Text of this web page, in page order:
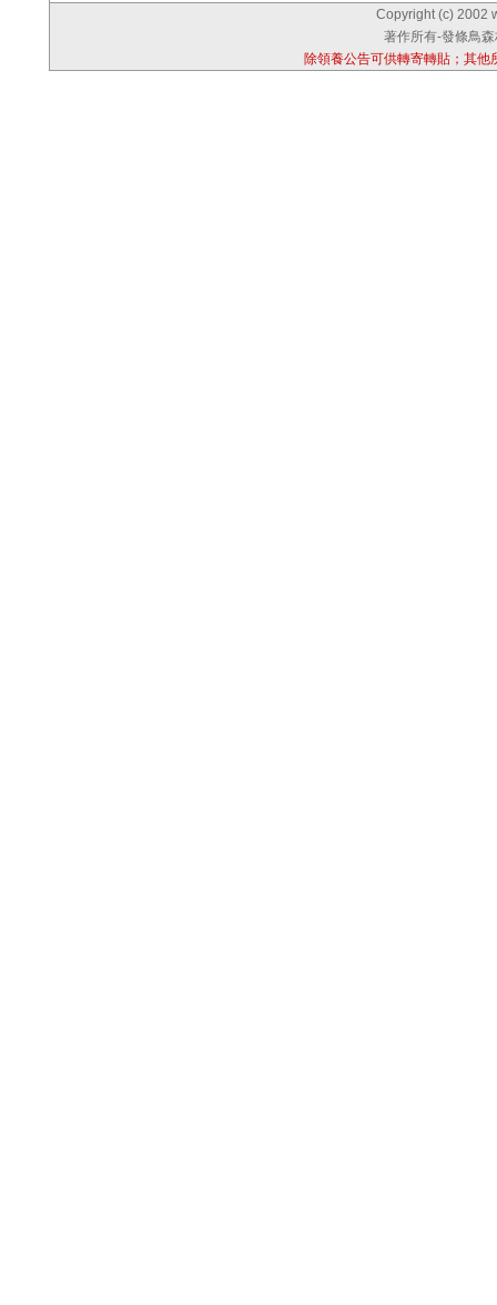
Copyright (c) 2002
著作所有-發條鳥
除領養公告可供轉寄轉貼；其